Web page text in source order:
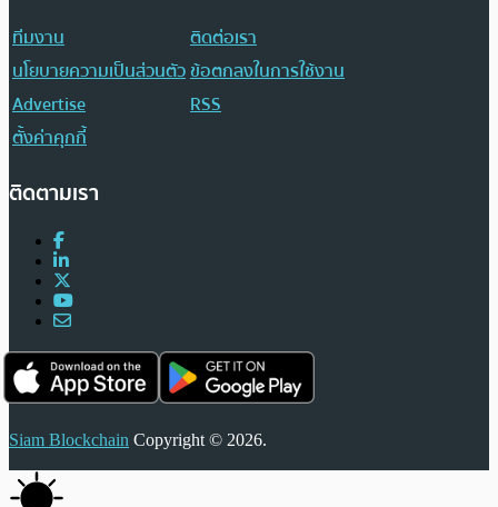
ทีมงาน
ติดต่อเรา
นโยบายความเป็นส่วนตัวข้อตกลงในการใช้งาน
Advertise
RSS
ตั้งค่าคุกกี้
ติดตามเรา
Siam Blockchain Copyright © 2026.